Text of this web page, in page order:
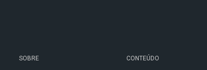
SOBRE CONTEÚDO